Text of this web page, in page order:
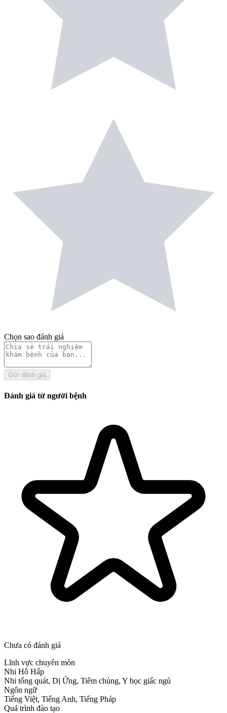
Chọn sao đánh giá
Gửi đánh giá
Đánh giá từ người bệnh
Chưa có đánh giá
Lĩnh vực chuyên môn
Nhi Hô Hấp
Nhi tổng quát, Dị Ứng, Tiêm chủng, Y học giấc ngủ
Ngôn ngữ
Tiếng Việt, Tiếng Anh, Tiếng Pháp
Quá trình đào tạo